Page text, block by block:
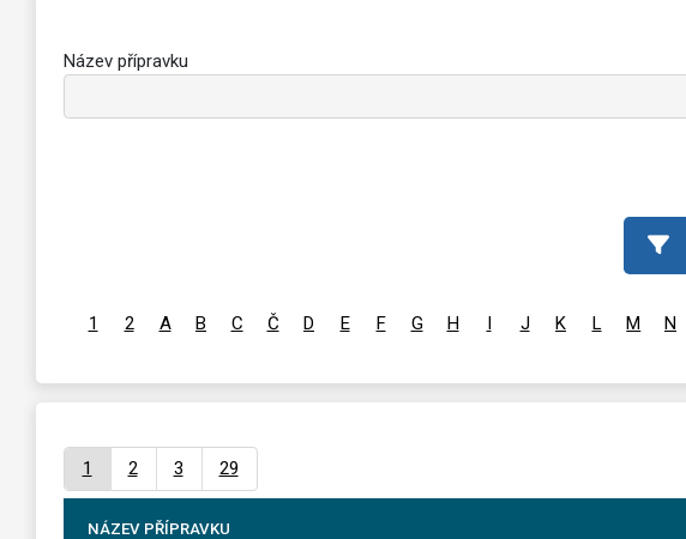
Název přípravku
1 2 A B C Č D E F G H I J K L M N
1 2 3 29
NÁZEV PŘÍPRAVKU